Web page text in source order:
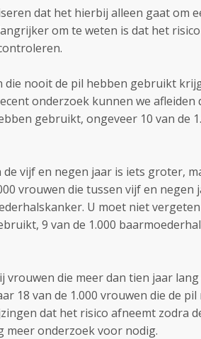
dat het hierbij alleen gaat om
om te weten is dat het
die nooit de pil hebben gebruikt
onderzoek kunnen we afleiden
gebruikt, ongeveer 10 van de
vijf en negen jaar is iets groter,
vrouwen die tussen vijf en negen
U moet niet
9 van de 1.000
vrouwen die meer dan tien jaar
18 van de 1.000 vrouwen die de
dat het risico afneemt zodra
meer onderzoek voor nodig.